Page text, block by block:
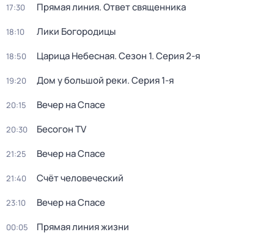
17:30 Прямая линия. Ответ священника
18:10 Лики Богородицы
18:50 Царица Небесная. Сезон 1. Серия 2-я
19:20 Дом у большой реки. Серия 1-я
20:15 Вечер на Спасе
20:30 Бесогон TV
21:25 Вечер на Спасе
21:40 Счёт человеческий
23:10 Вечер на Спасе
00:05 Прямая линия жизни